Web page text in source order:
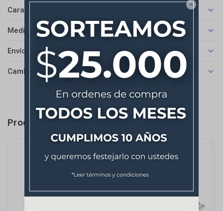

Características
Medios de pago
Envíos
Cambios y Devoluciones
Productos que te pueden interesar